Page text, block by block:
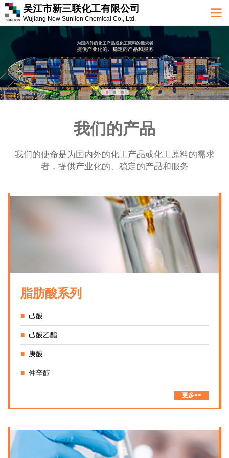
吴江市新三联化工有限公司
Wujiang New Sunlion Chemical Co., Ltd.
我们的产品
我们的使命是为国内外的化工产品或化工原料的需求
者，提供产业化的、稳定的产品和服务
脂肪酸系列
■己酸
■己酸乙酯
■ 庚酸
■仲辛醇
更多>>